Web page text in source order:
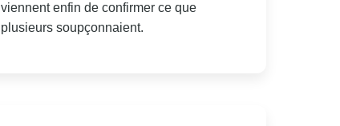
viennent enfin de confirmer ce que
plusieurs soupçonnaient.